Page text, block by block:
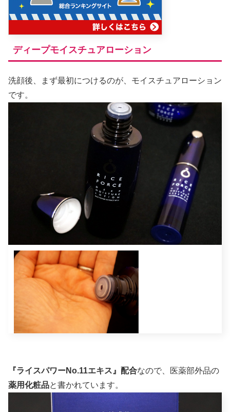
ディープモイスチュアローション
洗顔後、まず最初につけるのが、モイスチュアローション
です。
『ライスパワーNo.11エキス』配合なので、医薬部外品の
薬用化粧品と書かれています。